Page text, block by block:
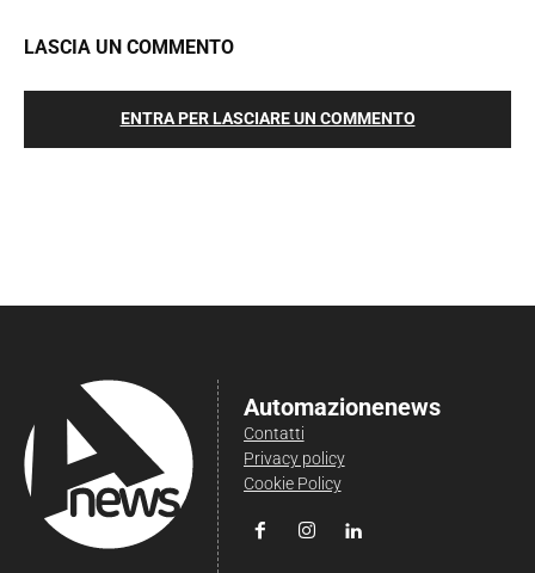
LASCIA UN COMMENTO
ENTRA PER LASCIARE UN COMMENTO
Automazionenews
Contatti
Privacy policy
Cookie Policy